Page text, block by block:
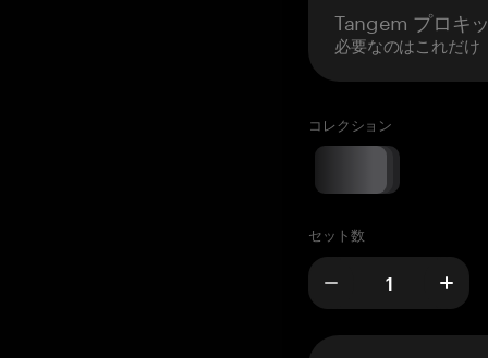
Tangem プロキ
必要なのはこれだけ
コレクション
セット数